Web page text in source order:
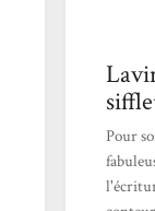
Pour